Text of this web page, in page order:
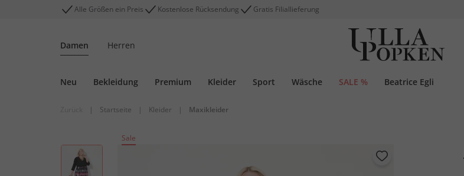
Alle Größen ein Preis Kostenlose Rücksendung Gratis Filiallieferung
Damen Herren
Neu Bekleidung Premium Kleider Sport Wäsche SALE % Beatrice Egli
| Startseite | Kleider | Maxikleider
Sale